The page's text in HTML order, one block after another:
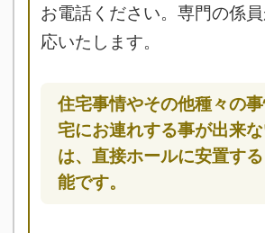
お電話ください。専門の係
応いたします。
住宅事情やその他種々の
宅にお連れする事が出来
は、直接ホールに安置す
能です。